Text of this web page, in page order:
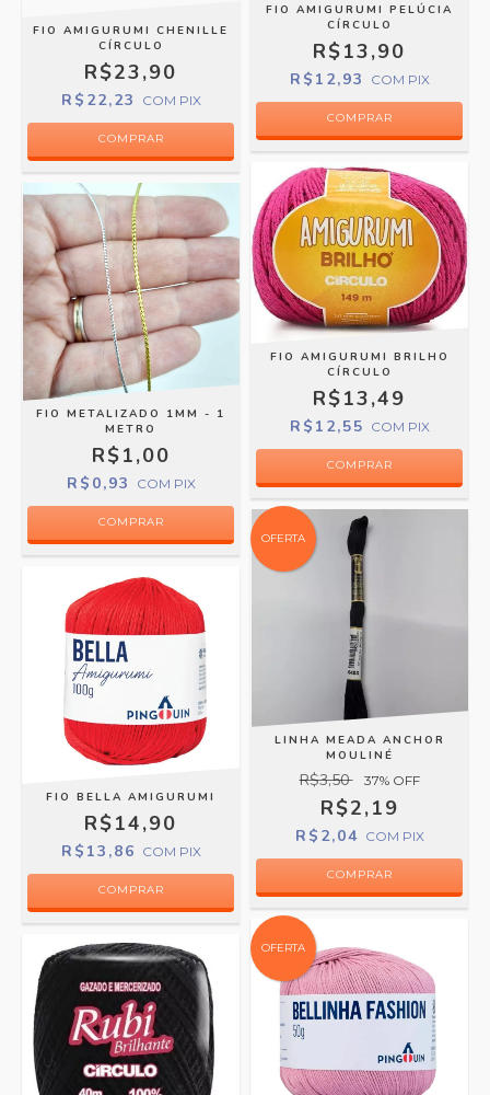
FIO AMIGURUMI CHENILLE
CÍRCULO
R$23,90
R$22,23 COM PIX
COMPRAR
FIO AMIGURUMI PELÚCIA
CÍRCULO
R$13,90
R$12,93 COM PIX
COMPRAR
FIO METALIZADO 1MM - 1
METRO
R$1,00
R$0,93 COM PIX
COMPRAR
FIO AMIGURUMI BRILHO
CÍRCULO
R$13,49
R$12,55 COM PIX
COMPRAR
FIO BELLA AMIGURUMI
R$14,90
R$13,86 COM PIX
COMPRAR
OFERTA
LINHA MEADA ANCHOR
MOULINÉ
R$3,50 37% OFF
R$2,19
R$2,04 COM PIX
COMPRAR
OFERTA